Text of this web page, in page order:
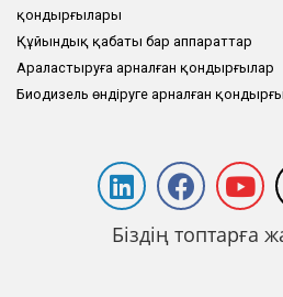
қондырғылары
Құйындық қабаты бар аппараттар
Араластыруға арналған қондырғылар
Биодизель өндіруге арналған
Біздің топтарға